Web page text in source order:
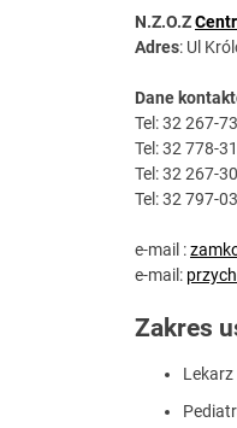
N.Z.O.Z
Adres: Ul
Dane
Tel: 32 267-
Tel: 32 778-
Tel: 32 267-
Tel: 32 797-
e-mail :
e-mail:
Zakres